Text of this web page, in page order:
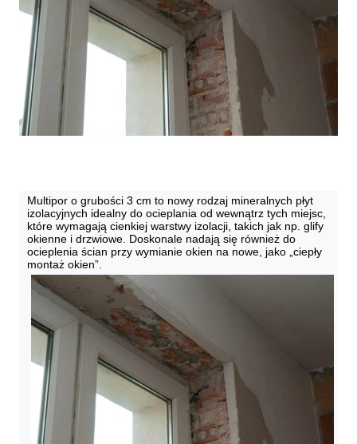
Multipor o grubości 3 cm to nowy rodzaj mineralnych płyt
izolacyjnych idealny do ocieplania od wewnątrz tych miejsc,
które wymagają cienkiej warstwy izolacji, takich jak np. glify
okienne i drzwiowe. Doskonale nadają się również do
ocieplenia ścian przy wymianie okien na nowe, jako „ciepły